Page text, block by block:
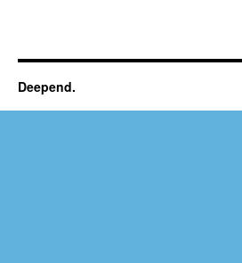
Deepend.